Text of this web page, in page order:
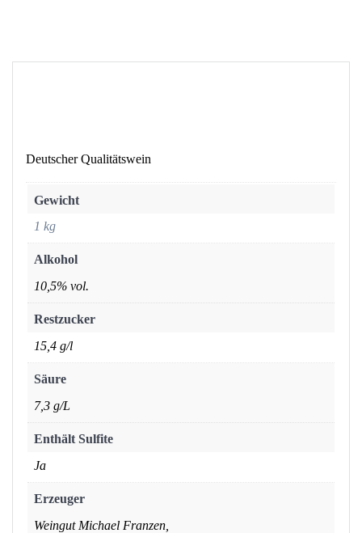
Deutscher Qualitätswein
Gewicht
1 kg
Alkohol
10,5% vol.
Restzucker
15,4 g/l
Säure
7,3 g/L
Enthält Sulfite
Ja
Erzeuger
Weingut Michael Franzen,